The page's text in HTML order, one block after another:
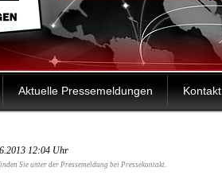
Aktuelle Pressemeldungen Kontakt
12:04 Uhr
Sie unter der Pressemeldung bei Pressekontakt.